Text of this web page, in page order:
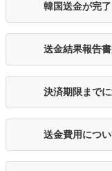
韓国送金が完
送金結果報告書
決済期限まで
送金費用につい